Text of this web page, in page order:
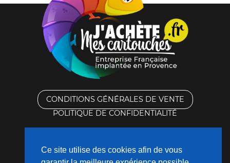
CONDITIONS GÉNÉRALES DE VENTE
POLITIQUE DE CONFIDENTIALITÉ
CONTACTEZ-NOUS
Ce site utilise des cookies afin de vous